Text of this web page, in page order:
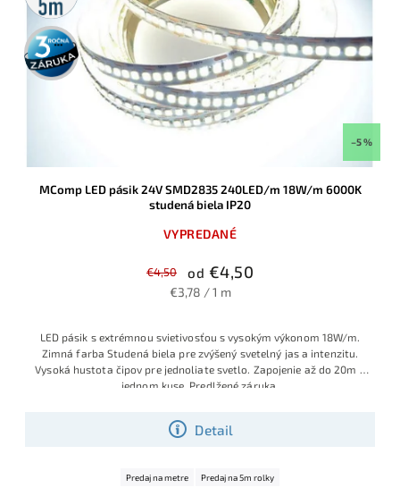
3 roky
záruka
–5 %
MComp LED pásik 24V SMD2835 240LED/m 18W/m 6000K
studená biela IP20
VYPREDANÉ
€4,50 od €4,50
€3,78 / 1 m
Detail
LED pásik s extrémnou svietivosťou s vysokým výkonom 18W/m.
Zimná farba Studená biela pre zvýšený svetelný jas a intenzitu.
Vysoká hustota čipov pre jednoliate svetlo. Zapojenie až do 20m v
jednom kuse. Predlžené záruka.
Predaj na metre Predaj na 5m rolky